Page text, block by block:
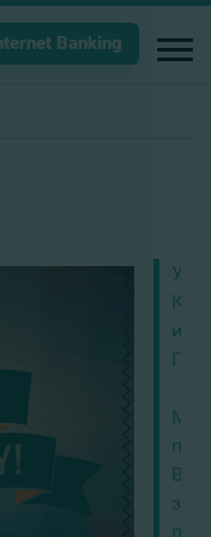
Banking
и
Мы
Вам
за